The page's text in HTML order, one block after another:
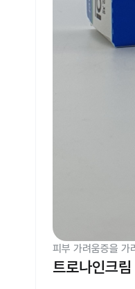
피부 가려움증을 가
트로나인크